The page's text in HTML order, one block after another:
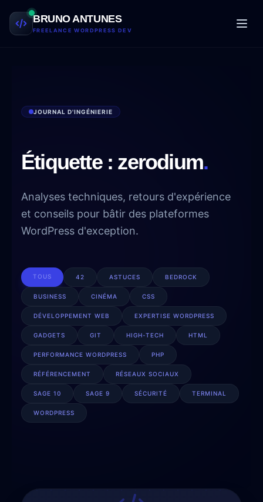
Aller au contenu
BRUNO ANTUNES
FREELANCE WORDPRESS DEV
JOURNAL D'INGÉNIERIE
Étiquette : zerodium.
Analyses techniques, retours d'expérience
et conseils pour bâtir des plateformes
WordPress d'exception.
TOUS 42 ASTUCES BEDROCK
BUSINESS CINÉMA CSS
DÉVELOPPEMENT WEB EXPERTISE WORDPRESS
GADGETS GIT HIGH-TECH HTML
PERFORMANCE WORDPRESS PHP
RÉFÉRENCEMENT RÉSEAUX SOCIAUX
SAGE 10 SAGE 9 SÉCURITÉ TERMINAL
WORDPRESS